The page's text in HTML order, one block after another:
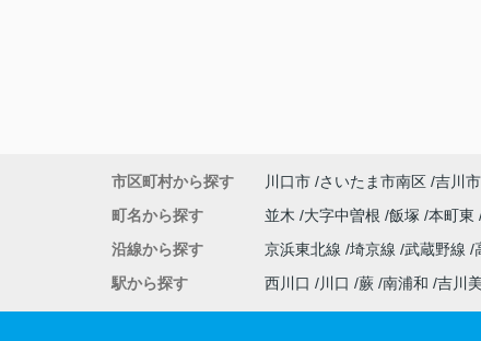
市区町村から探す 川口市 さいたま市南区 吉川市
町名から探す
並木 大字中曽根 飯塚 本町東
沿線から探す
京浜東北線 埼京線 武蔵野線
駅から探す
西川口 川口 蕨 南浦和 吉川